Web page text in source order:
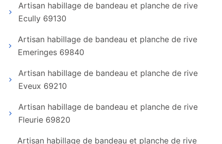
Artisan habillage de bandeau et planche de rive
Ecully 69130
Artisan habillage de bandeau et planche de rive
Emeringes 69840
Artisan habillage de bandeau et planche de rive
Eveux 69210
Artisan habillage de bandeau et planche de rive
Fleurie 69820
Artisan habillage de bandeau et planche de rive